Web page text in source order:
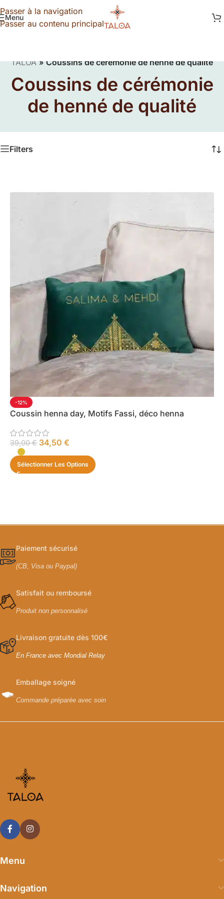
Passer à la navigation
Passer au contenu principal
Menu
TALOA»Coussins de cérémonie de henné de qualité
Coussins de cérémonie
de henné de qualité
Filters
-12%
Coussin henna day, Motifs Fassi, déco henna
39,00€ 34,50 €
Sélectionner Les Options
Paiement sécurisé
(CB, Visa ou Paypal)
Satisfait ou remboursé
Produit non personnalisé
Livraison gratuite dès 100€
En France avec Mondial Relay
Emballage soigné
Commande préparée avec soin
Menu
Navigation